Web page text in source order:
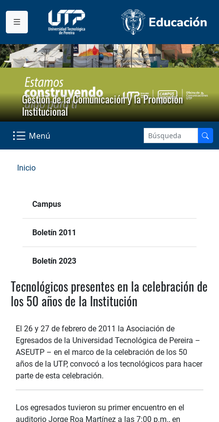
Gestión de la Comunicación y la Promoción
Institucional
Menú
Inicio
Campus
Boletín 2011
Boletín 2023
Tecnológicos presentes en la celebración de
los 50 años de la Institución
El 26 y 27 de febrero de 2011 la Asociación de
Egresados de la Universidad Tecnológica de Pereira –
ASEUTP – en el marco de la celebración de los 50
años de la UTP, convocó a los tecnológicos para hacer
parte de esta celebración.
Los egresados tuvieron su primer encuentro en el
auditorio Jorge Roa Martínez a las 7:00 p.m., en